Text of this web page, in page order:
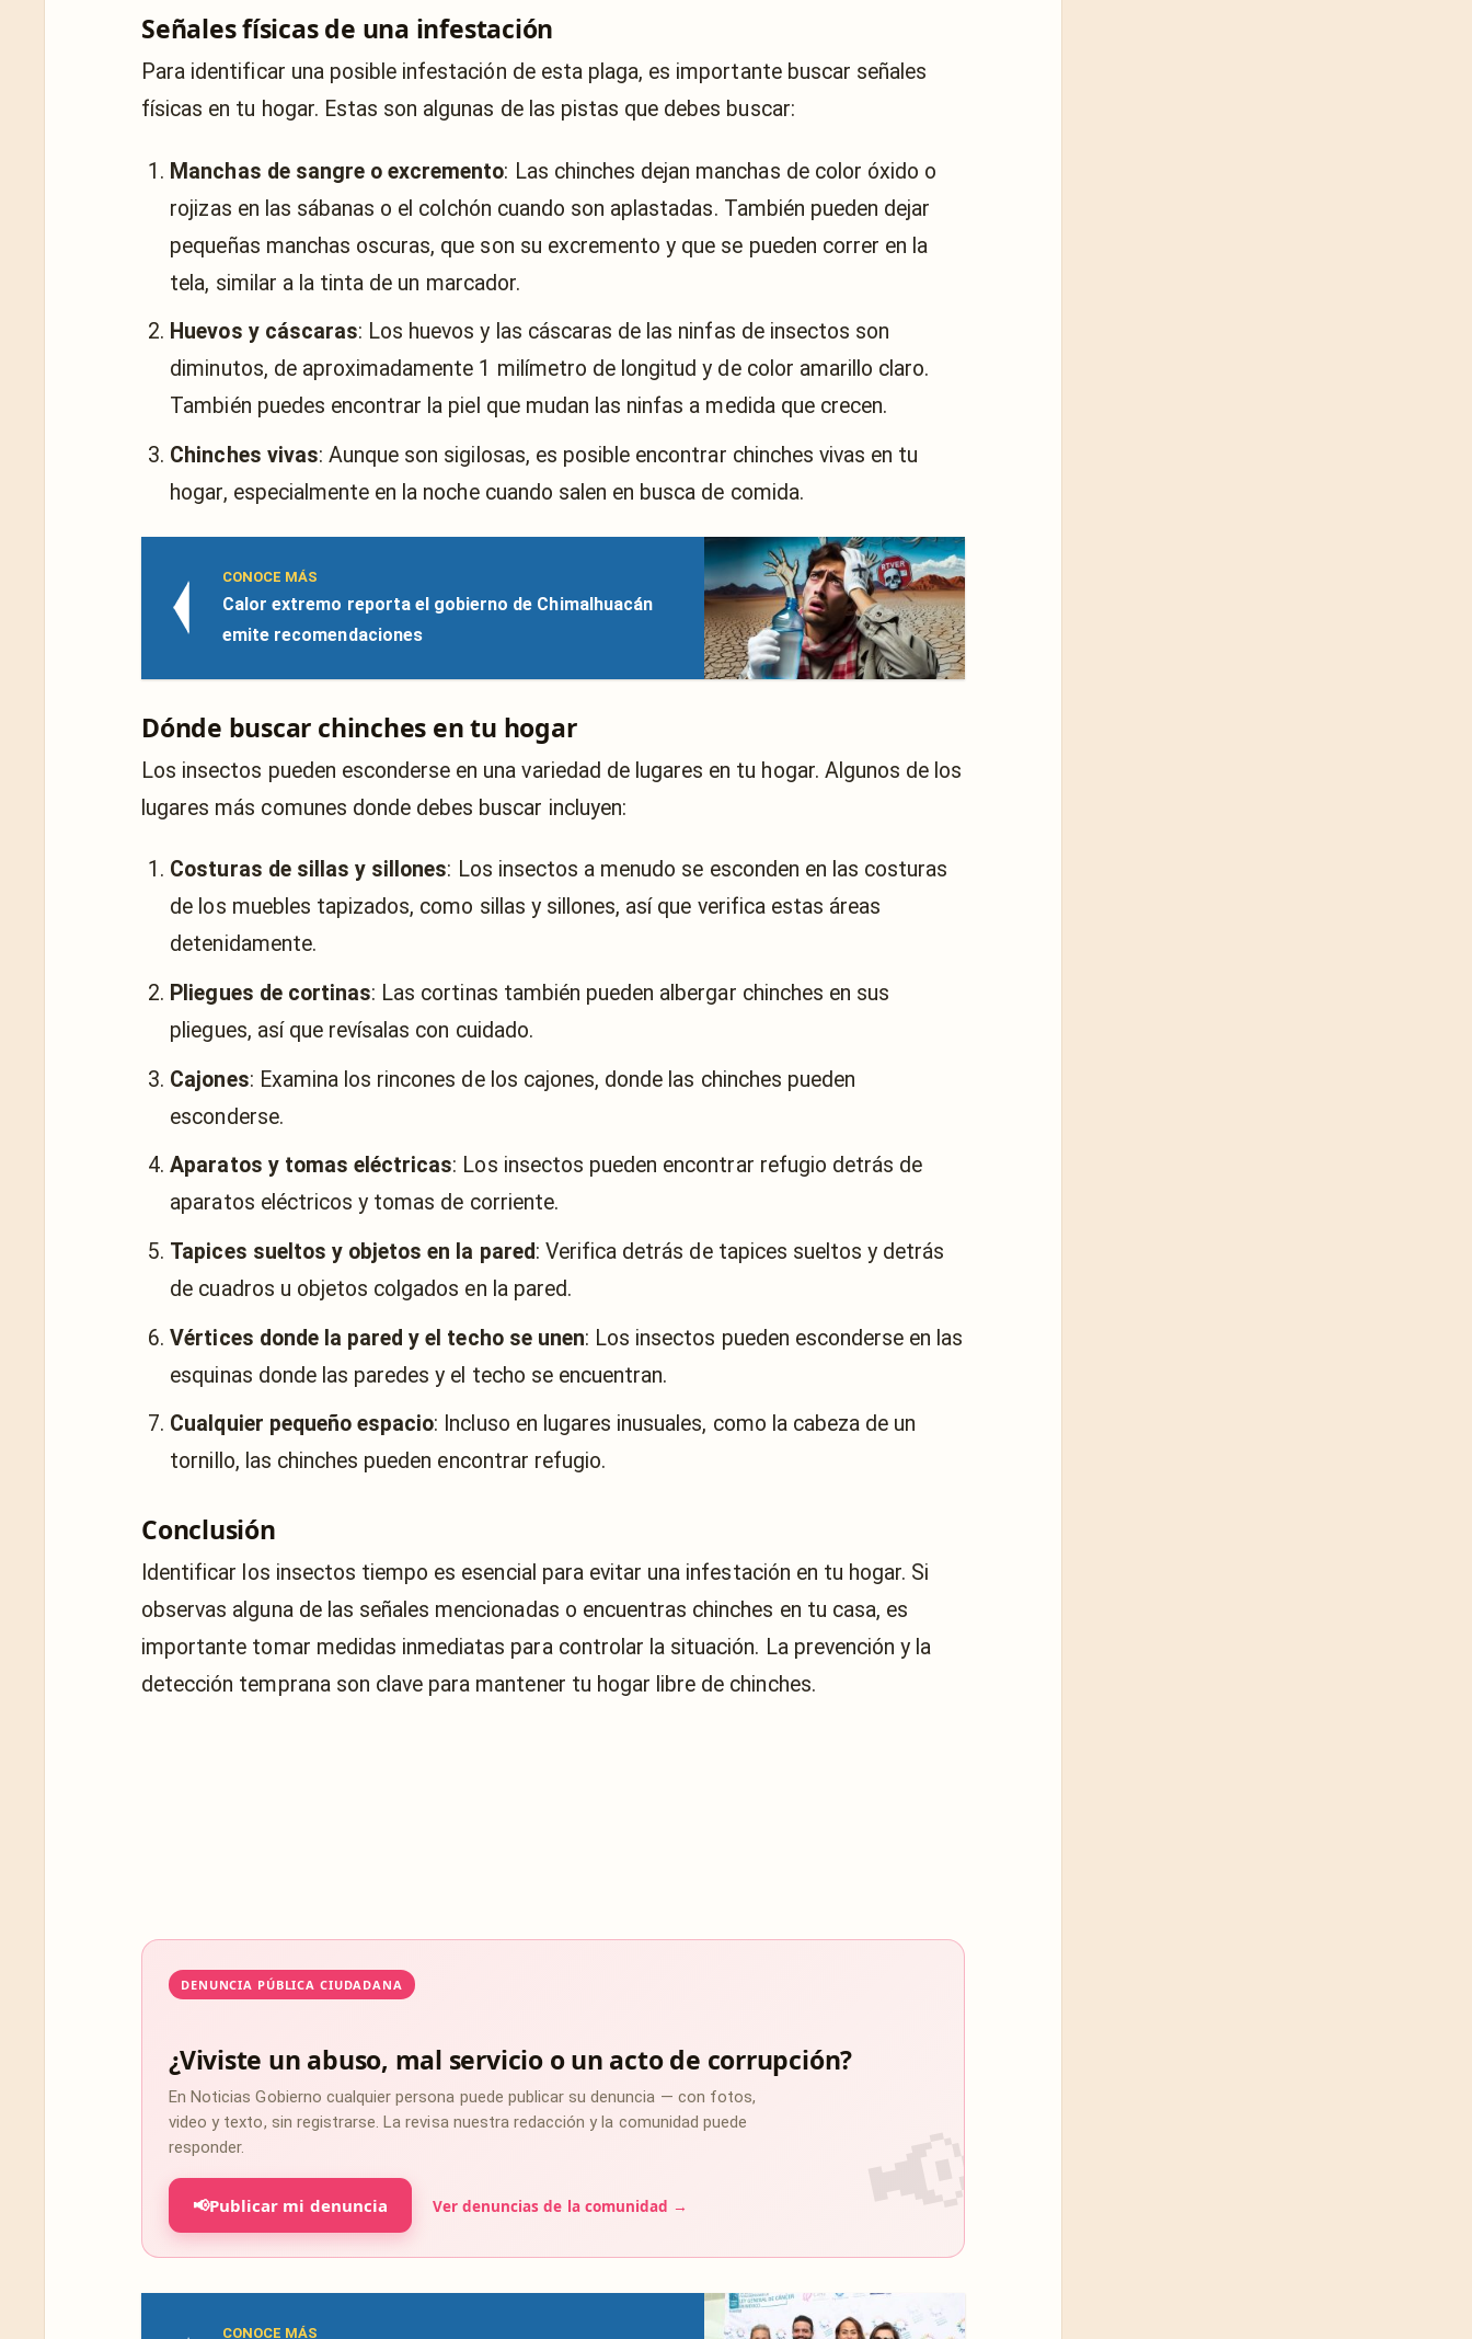
Señales físicas de una infestación
Para identificar una posible infestación de esta plaga, es importante buscar señales
físicas en tu hogar. Estas son algunas de las pistas que debes buscar:
Manchas de sangre o excremento: Las chinches dejan manchas de color óxido o
rojizas en las sábanas o el colchón cuando son aplastadas. También pueden dejar
pequeñas manchas oscuras, que son su excremento y que se pueden correr en la
tela, similar a la tinta de un marcador.
Huevos y cáscaras: Los huevos y las cáscaras de las ninfas de insectos son
diminutos, de aproximadamente 1 milímetro de longitud y de color amarillo claro.
También puedes encontrar la piel que mudan las ninfas a medida que crecen.
Chinches vivas: Aunque son sigilosas, es posible encontrar chinches vivas en tu
hogar, especialmente en la noche cuando salen en busca de comida.
CONOCE MÁS
Calor extremo reporta el gobierno de Chimalhuacán
emite recomendaciones
Dónde buscar chinches en tu hogar
Los insectos pueden esconderse en una variedad de lugares en tu hogar. Algunos de los
lugares más comunes donde debes buscar incluyen:
Costuras de sillas y sillones: Los insectos a menudo se esconden en las costuras
de los muebles tapizados, como sillas y sillones, así que verifica estas áreas
detenidamente.
Pliegues de cortinas: Las cortinas también pueden albergar chinches en sus
pliegues, así que revísalas con cuidado.
Cajones: Examina los rincones de los cajones, donde las chinches pueden
esconderse.
Aparatos y tomas eléctricas: Los insectos pueden encontrar refugio detrás de
aparatos eléctricos y tomas de corriente.
Tapices sueltos y objetos en la pared: Verifica detrás de tapices sueltos y detrás
de cuadros u objetos colgados en la pared.
Vértices donde la pared y el techo se unen: Los insectos pueden esconderse en las
esquinas donde las paredes y el techo se encuentran.
Cualquier pequeño espacio: Incluso en lugares inusuales, como la cabeza de un
tornillo, las chinches pueden encontrar refugio.
Conclusión
Identificar los insectos tiempo es esencial para evitar una infestación en tu hogar. Si
observas alguna de las señales mencionadas o encuentras chinches en tu casa, es
importante tomar medidas inmediatas para controlar la situación. La prevención y la
detección temprana son clave para mantener tu hogar libre de chinches.
DENUNCIA PÚBLICA CIUDADANA
¿Viviste un abuso, mal servicio o un acto de corrupción?
En Noticias Gobierno cualquier persona puede publicar su denuncia — con fotos,
video y texto, sin registrarse. La revisa nuestra redacción y la comunidad puede
responder.
📢Publicar mi denuncia Ver denuncias de la comunidad →
CONOCE MÁS